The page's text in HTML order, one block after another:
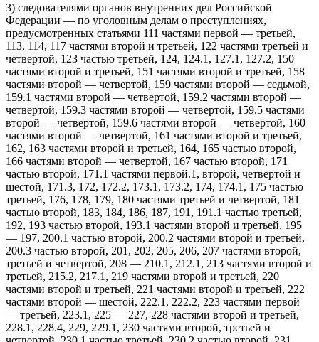
3) следователями органов внутренних дел Российской
Федерации — по уголовным делам о преступлениях,
предусмотренных статьями 111 частями первой — третьей,
113, 114, 117 частями второй и третьей, 122 частями третьей и
четвертой, 123 частью третьей, 124, 124.1, 127.1, 127.2, 150
частями второй и третьей, 151 частями второй и третьей, 158
частями второй — четвертой, 159 частями второй — седьмой,
159.1 частями второй — четвертой, 159.2 частями второй —
четвертой, 159.3 частями второй — четвертой, 159.5 частями
второй — четвертой, 159.6 частями второй — четвертой, 160
частями второй — четвертой, 161 частями второй и третьей,
162, 163 частями второй и третьей, 164, 165 частью второй,
166 частями второй — четвертой, 167 частью второй, 171
частью второй, 171.1 частями первой.1, второй, четвертой и
шестой, 171.3, 172, 172.2, 173.1, 173.2, 174, 174.1, 175 частью
третьей, 176, 178, 179, 180 частями третьей и четвертой, 181
частью второй, 183, 184, 186, 187, 191, 191.1 частью третьей,
192, 193 частью второй, 193.1 частями второй и третьей, 195
— 197, 200.1 частью второй, 200.2 частями второй и третьей,
200.3 частью второй, 201, 202, 205, 206, 207 частями второй,
третьей и четвертой, 208 — 210.1, 212.1, 213 частями второй и
третьей, 215.2, 217.1, 219 частями второй и третьей, 220
частями второй и третьей, 221 частями второй и третьей, 222
частями второй — шестой, 222.1, 222.2, 223 частями первой
— третьей, 223.1, 225 — 227, 228 частями второй и третьей,
228.1, 228.4, 229, 229.1, 230 частями второй, третьей и